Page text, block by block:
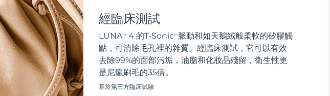
經臨床測試
LUNATM 4 的T-SonicTM 脈動和如天鵝絨般柔軟的矽膠觸
點，可清除毛孔裡的雜質。經臨床測試，它可以有效
去除99%的面部污垢，油脂和化妝品殘留，衛生性更
是尼龍刷毛的35倍。
基於第三方臨床試驗